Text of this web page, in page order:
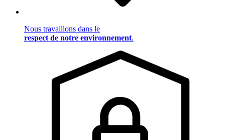
Nous travaillons dans le
respect de notre environnement.